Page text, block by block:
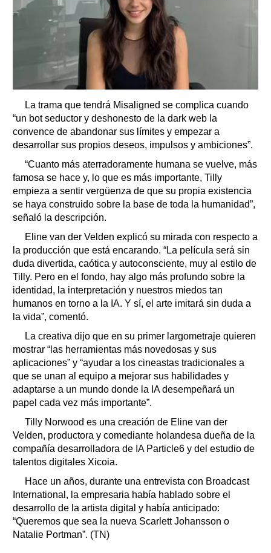
La trama que tendrá Misaligned se complica cuando
“un bot seductor y deshonesto de la dark web la
convence de abandonar sus límites y empezar a
desarrollar sus propios deseos, impulsos y ambiciones”.
“Cuanto más aterradoramente humana se vuelve, más
famosa se hace y, lo que es más importante, Tilly
empieza a sentir vergüenza de que su propia existencia
se haya construido sobre la base de toda la humanidad”,
señaló la descripción.
Eline van der Velden explicó su mirada con respecto a
la producción que está encarando. “La película será sin
duda divertida, caótica y autoconsciente, muy al estilo de
Tilly. Pero en el fondo, hay algo más profundo sobre la
identidad, la interpretación y nuestros miedos tan
humanos en torno a la IA. Y sí, el arte imitará sin duda a
la vida”, comentó.
La creativa dijo que en su primer largometraje quieren
mostrar “las herramientas más novedosas y sus
aplicaciones” y “ayudar a los cineastas tradicionales a
que se unan al equipo a mejorar sus habilidades y
adaptarse a un mundo donde la IA desempeñará un
papel cada vez más importante”.
Tilly Norwood es una creación de Eline van der
Velden, productora y comediante holandesa dueña de la
compañía desarrolladora de IA Particle6 y del estudio de
talentos digitales Xicoia.
Hace un años, durante una entrevista con Broadcast
International, la empresaria había hablado sobre el
desarrollo de la artista digital y había anticipado:
“Queremos que sea la nueva Scarlett Johansson o
Natalie Portman”. (TN)